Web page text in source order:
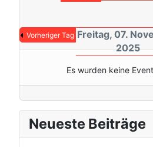
Vorheriger Tag Freitag, 07.
2025
Es wurden keine
Neueste Beiträge